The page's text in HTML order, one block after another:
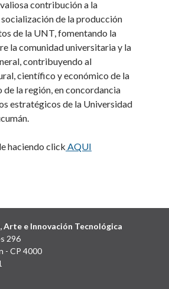
contribución a la
de la producción
de la UNT, fomentando la
la comunidad universitaria y la
contribuyendo al
científico y económico de la
la región, en concordancia
estratégicos de la Universidad
haciendo click AQUI
Arte e Innovación Tecnológica
296
- CP 4000